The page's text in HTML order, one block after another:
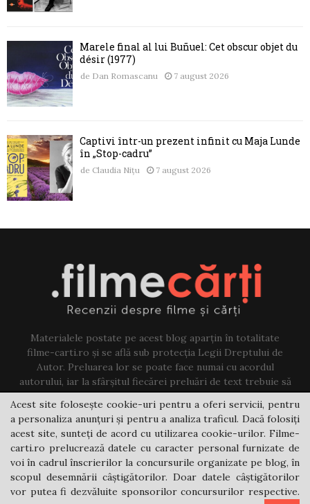
Marele final al lui Buñuel: Cet obscur objet du
désir (1977)
de Dan Romascanu 7 august 2026
Captivi într-un prezent infinit cu Maja Lunde
în „Stop-cadru”
de Claudia Nițu 7 august 2026
Materialele postate pe acest blog aparțin în totalitate
filme-carti.ro și se află sub protecția Legii Dreptului de
Autor. Preluarea lor se poate face numai cu acordul
autorului, iar la sfârșitul fiecărei preluări de text trebuie să
existe un link către acest blog.
Contact us:jovi@filme-carti.ro
Acest site folosește cookie-uri pentru a oferi servicii, pentru
a personaliza anunțuri și pentru a analiza traficul. Dacă folosiți
acest site, sunteți de acord cu utilizarea cookie-urilor. Filme-
carti.ro prelucrează datele cu caracter personal furnizate de
voi în cadrul înscrierilor la concursurile organizate pe blog, în
scopul desemnării câștigătorilor. Doar datele câștigătorilor
vor putea fi dezvăluite sponsorilor concursurilor respective.